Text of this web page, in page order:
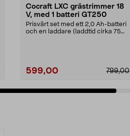
Cocraft LXC grästrimmer 18
V, med 1 batteri GT250
Prisvärt set med ett 2,0 Ah-batteri
och en laddare (laddtid cirka 75
599,00 799,00